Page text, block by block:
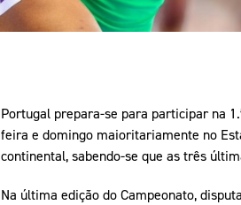
Portugal prepara-se para participar na
feira e domingo maioritariamente no
continental, sabendo-se que as três
Na última edição do Campeonato,